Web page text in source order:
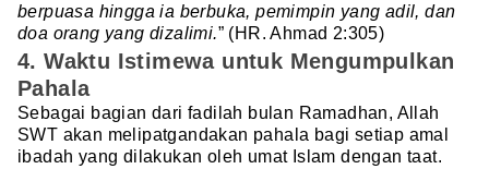
berpuasa hingga ia berbuka, pemimpin yang adil, dan
doa orang yang dizalimi.” (HR. Ahmad 2:305)
4. Waktu Istimewa untuk Mengumpulkan
Pahala
Sebagai bagian dari fadilah bulan Ramadhan, Allah
SWT akan melipatgandakan pahala bagi setiap amal
ibadah yang dilakukan oleh umat Islam dengan taat.